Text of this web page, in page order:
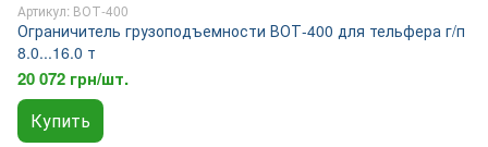
Артикул: ВОТ-400
Ограничитель грузоподъемности ВОТ-400 для тельфера г/п
8.0...16.0 т
20 072 грн/шт.
Купить